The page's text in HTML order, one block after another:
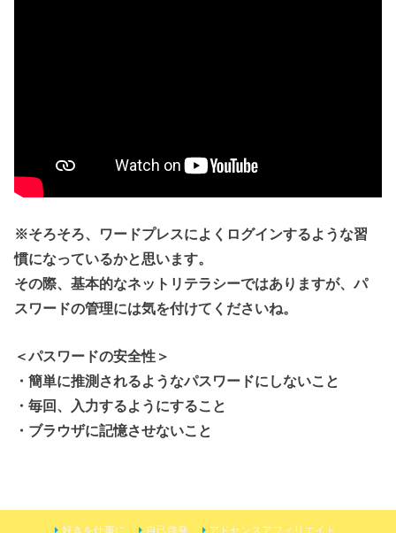
※そろそろ、ワードプレスによくログインするような習
慣になっているかと思います。
その際、基本的なネットリテラシーではありますが、パ
スワードの管理には気を付けてくださいね。
＜パスワードの安全性＞
・簡単に推測されるようなパスワードにしないこと
・毎回、入力するようにすること
・ブラウザに記憶させないこと
好きを仕事に 自己啓発 アドセンスアフィリエイト